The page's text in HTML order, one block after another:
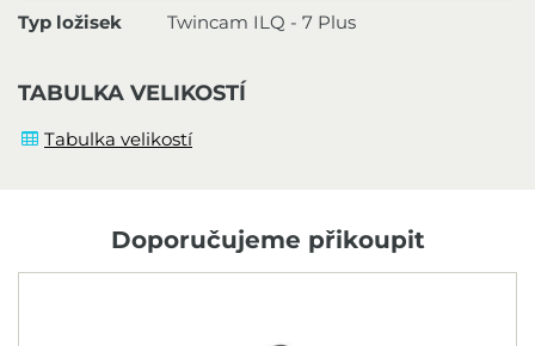
Typ ložisek Twincam ILQ - 7 Plus
TABULKA VELIKOSTÍ
Tabulka velikostí
Doporučujeme přikoupit